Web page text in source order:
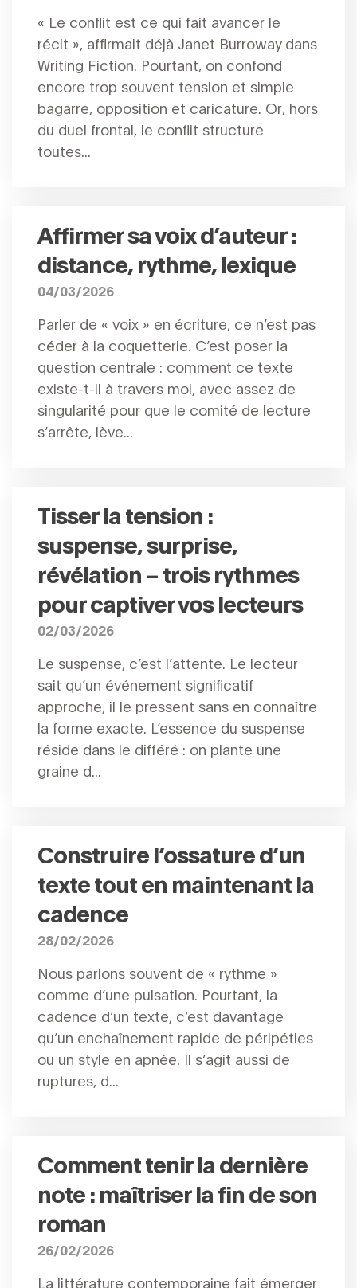
« Le conflit est ce qui fait avancer le
récit », affirmait déjà Janet Burroway dans
Writing Fiction. Pourtant, on confond
encore trop souvent tension et simple
bagarre, opposition et caricature. Or, hors
du duel frontal, le conflit structure
toutes...
Affirmer sa voix d’auteur :
distance, rythme, lexique
04/03/2026
Parler de « voix » en écriture, ce n’est pas
céder à la coquetterie. C’est poser la
question centrale : comment ce texte
existe-t-il à travers moi, avec assez de
singularité pour que le comité de lecture
s’arrête, lève...
Tisser la tension :
suspense, surprise,
révélation – trois rythmes
pour captiver vos lecteurs
02/03/2026
Le suspense, c’est l’attente. Le lecteur
sait qu’un événement significatif
approche, il le pressent sans en connaître
la forme exacte. L’essence du suspense
réside dans le différé : on plante une
graine d...
Construire l’ossature d’un
texte tout en maintenant la
cadence
28/02/2026
Nous parlons souvent de « rythme »
comme d’une pulsation. Pourtant, la
cadence d’un texte, c’est davantage
qu’un enchaînement rapide de péripéties
ou un style en apnée. Il s’agit aussi de
ruptures, d...
Comment tenir la dernière
note : maîtriser la fin de son
roman
26/02/2026
La littérature contemporaine fait émerger